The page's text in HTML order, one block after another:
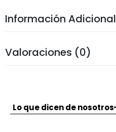
Información Adicional
Valoraciones (0)
Lo que dicen de nosotros